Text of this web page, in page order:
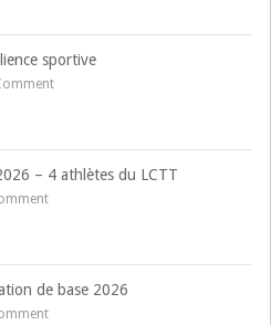
sportive
– 4 athlètes du LCTT
de base 2026